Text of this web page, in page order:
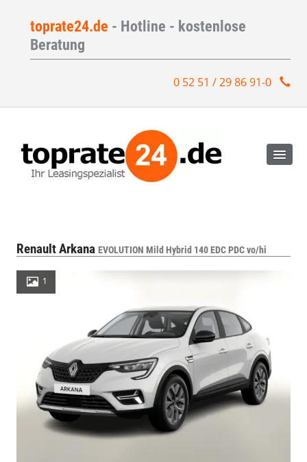
toprate24.de - Hotline - kostenlose
Beratung
0 52 51 / 29 86 91-0
Renault Arkana EVOLUTION Mild Hybrid 140 EDC PDC vo/hi
1